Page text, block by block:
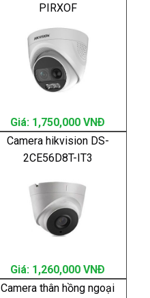
PIRXOF
Giá: 1,750,000 VNÐ
Camera hikvision DS-
2CE56D8T-IT3
Giá: 1,260,000 VNÐ
Camera thân hồng ngoại